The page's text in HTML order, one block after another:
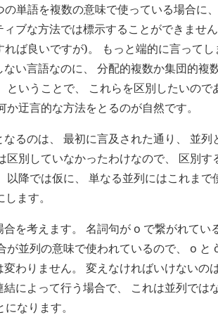
の単語を複数の意味で使っている場合に
ブな方法では標示することができませ
れば良いですが)。 もっと端的に言って
ない言語なのに、 分配的複数か集団的複
ということで、 これらを区別したいの
か迂言的な方法をとるのが自然です。
なるのは、 最初に言及された通り、 並
区別していなかったわけなので、 区別
以降では仮に、 単なる並列にはこれま
ます。
合を考えます。 名詞句が o で繋がれてい
が並列の意味で使われているので、 o と
わりません。 変えなければいけないの
結によって行う場合で、 これは並列では
なります。